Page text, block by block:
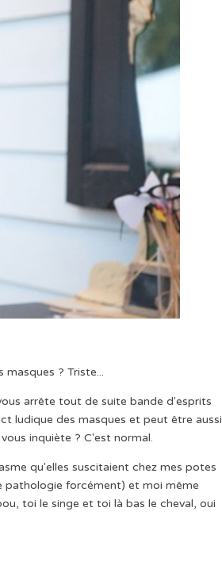
masques ? Triste...
arrête tout de suite bande d'esprits
ludique des masques et peut être aussi
inquiète ? C'est normal.
qu'elles suscitaient chez mes potes
pathologie forcément) et moi même
toi le singe et toi là bas le cheval, oui